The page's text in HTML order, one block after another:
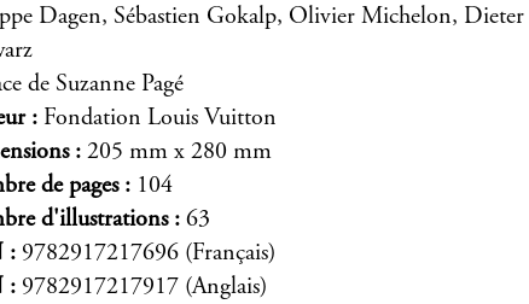
Dagen, Sébastien Gokalp, Olivier Michelon, Dieter
de Suzanne Pagé
Fondation Louis Vuitton
205 mm x 280 mm
de pages
104
d'illustrations
63
9782917217696 (Français)
9782917217917 (Anglais)